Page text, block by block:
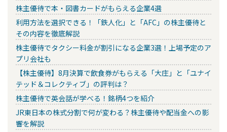
株主優待で本・図書カードがもらえる企業4選
利用方法を選択できる！「鉄人化」と「AFC」の株主優待と
その内容を徹底解説
株主優待でタクシー料金が割引になる企業3選！上場予定のア
プリ会社も
【株主優待】8月決算で飲食券がもらえる「大庄」と「ユナイ
テッド＆コレクティブ」の評判は？
株主優待で英会話が学べる！銘柄4つを紹介
JR東日本の株式分割で何が変わる？株主優待や配当金への影
響を解説